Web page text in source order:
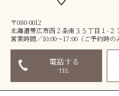
〒080-0012
北海道帯広市西２条南３５丁目１-２
営業時間／10:00～17:00（ご予約時
電話する
TEL